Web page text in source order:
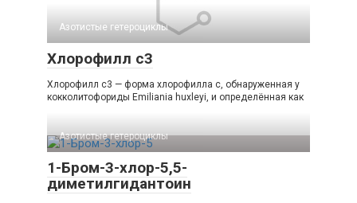
Азотистые гетероциклы‎
Хлорофилл c3
Хлорофилл c3 — форма хлорофилла c, обнаруженная у
кокколитофориды Emiliania huxleyi, и определённая как
Азотистые гетероциклы‎
1-Бром-3-хлор-5,5-
диметилгидантоин